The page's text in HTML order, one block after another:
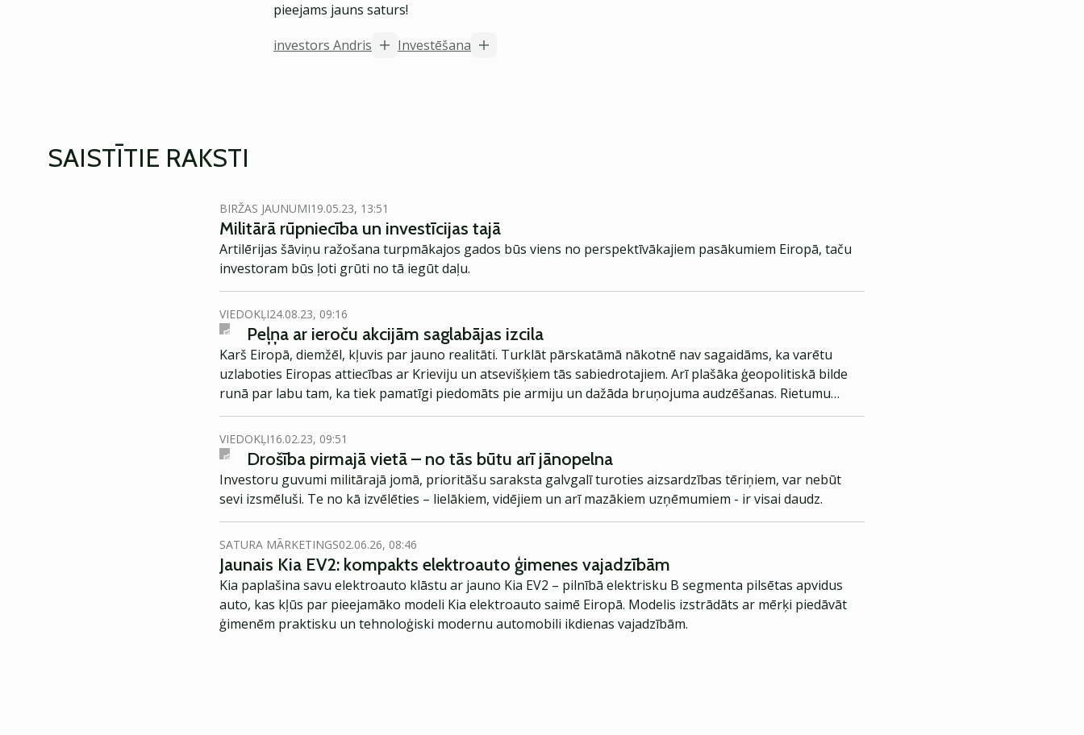
pieejams jauns saturs!
investors Andris
Investēšana
SAISTĪTIE RAKSTI
BIRŽAS JAUNUMI19.05.23, 13:51
Militārā rūpniecība un investīcijas tajā
Artilērijas šāviņu ražošana turpmākajos gados būs viens no perspektīvākajiem pasākumiem Eiropā, taču
investoram būs ļoti grūti no tā iegūt daļu.
VIEDOKĻI24.08.23, 09:16
Peļņa ar ieroču akcijām saglabājas izcila
Karš Eiropā, diemžēl, kļuvis par jauno realitāti. Turklāt pārskatāmā nākotnē nav sagaidāms, ka varētu
uzlaboties Eiropas attiecības ar Krieviju un atsevišķiem tās sabiedrotajiem. Arī plašāka ģeopolitiskā bilde
runā par labu tam, ka tiek pamatīgi piedomāts pie armiju un dažāda bruņojuma audzēšanas. Rietumu
pretstāve ar Ķīnu kļūst arvien izteiktāka. Ķīna arī šķietami sper soļus, lai tālāk no Rietumu orbītas aizvilktu
citas lielākas un mazākas attīstības valstis.
VIEDOKĻI16.02.23, 09:51
Drošība pirmajā vietā – no tās būtu arī jānopelna
Investoru guvumi militārajā jomā, prioritāšu saraksta galvgalī turoties aizsardzības tēriņiem, var nebūt
sevi izsmēluši. Te no kā izvēlēties – lielākiem, vidējiem un arī mazākiem uzņēmumiem - ir visai daudz.
SATURA MĀRKETINGS02.06.26, 08:46
Jaunais Kia EV2: kompakts elektroauto ģimenes vajadzībām
Kia paplašina savu elektroauto klāstu ar jauno Kia EV2 – pilnībā elektrisku B segmenta pilsētas apvidus
auto, kas kļūs par pieejamāko modeli Kia elektroauto saimē Eiropā. Modelis izstrādāts ar mērķi piedāvāt
ģimenēm praktisku un tehnoloģiski modernu automobili ikdienas vajadzībām.